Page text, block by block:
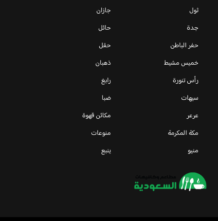
ثول
جازان
جدة
حائل
حفر الباطن
حقل
خميس مشيط
ذهبان
رأس تنورة
رابغ
سيهات
ضبا
عرعر
مكائن قهوة
مكة المكرمة
منوعات
منيو
ينبع